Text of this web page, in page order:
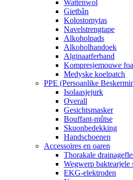
Wattenwol
Gietbân
Kolostomytas
Navelstrengtape
Alkoholpads
Alkoholhandoek
Alginaatferband
Kompresjemouwe
Medyske koelpatch
PPE (Persoanlike
Isolaasjejurk
Overall
Gesichtsmasker
Bouffant-mûtse
Skuonbedekking
Handschoenen
Accessoires en oaren
Thorakale
Wegwerp baktearjele
EKG-elektroden